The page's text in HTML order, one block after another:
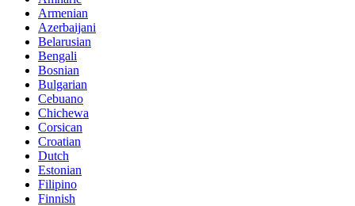
Armenian
Azerbaijani
Belarusian
Bengali
Bosnian
Bulgarian
Cebuano
Chichewa
Corsican
Croatian
Dutch
Estonian
Filipino
Finnish